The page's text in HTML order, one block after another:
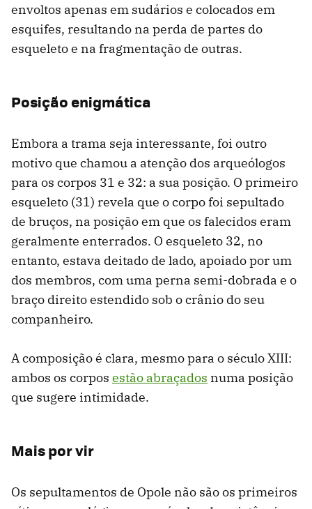
envoltos apenas em sudários e colocados em
esquifes, resultando na perda de partes do
esqueleto e na fragmentação de outras.
Posição enigmática
Embora a trama seja interessante, foi outro
motivo que chamou a atenção dos arqueólogos
para os corpos 31 e 32: a sua posição. O primeiro
esqueleto (31) revela que o corpo foi sepultado
de bruços, na posição em que os falecidos eram
geralmente enterrados. O esqueleto 32, no
entanto, estava deitado de lado, apoiado por um
dos membros, com uma perna semi-dobrada e o
braço direito estendido sob o crânio do seu
companheiro.
A composição é clara, mesmo para o século XIII:
ambos os corpos estão abraçados numa posição
que sugere intimidade.
Mais por vir
Os sepultamentos de Opole não são os primeiros